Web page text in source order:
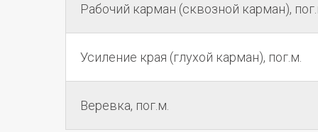
Рабочий карман (сквозной карман),
Усиление края (глухой карман), пог.м.
Веревка, пог.м.